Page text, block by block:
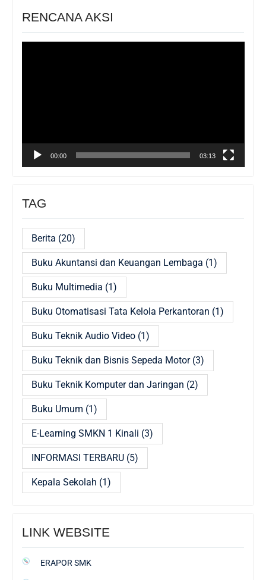
RENCANA AKSI
00:00 03:13
TAG
Berita (20)
Buku Akuntansi dan Keuangan Lembaga (1)
Buku Multimedia (1)
Buku Otomatisasi Tata Kelola Perkantoran (1)
Buku Teknik Audio Video(1)
Buku Teknik dan Bisnis Sepeda Motor(3)
Buku Teknik Komputer dan Jaringan (2)
Buku Umum (1)
E-Learning SMKN 1 Kinali (3)
INFORMASI TERBARU(5)
Kepala Sekolah (1)
LINK WEBSITE
ERAPOR SMK